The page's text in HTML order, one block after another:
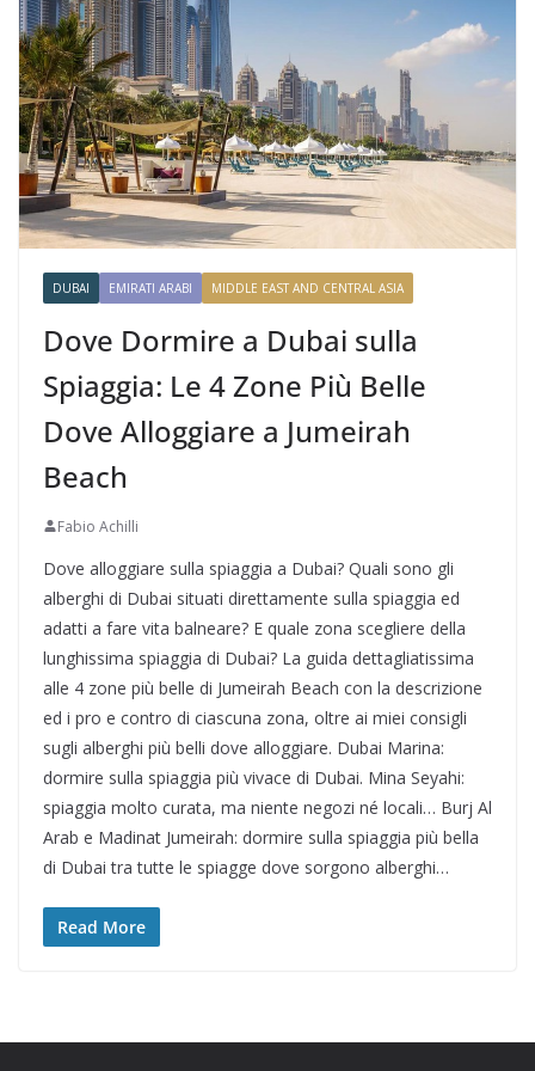
DUBAI EMIRATI ARABI MIDDLE EAST AND CENTRAL ASIA
Dove Dormire a Dubai sulla
Spiaggia: Le 4 Zone Più Belle
Dove Alloggiare a Jumeirah
Beach
Fabio Achilli
Dove alloggiare sulla spiaggia a Dubai? Quali sono gli
alberghi di Dubai situati direttamente sulla spiaggia ed
adatti a fare vita balneare? E quale zona scegliere della
lunghissima spiaggia di Dubai? La guida dettagliatissima
alle 4 zone più belle di Jumeirah Beach con la descrizione
ed i pro e contro di ciascuna zona, oltre ai miei consigli
sugli alberghi più belli dove alloggiare. Dubai Marina:
dormire sulla spiaggia più vivace di Dubai. Mina Seyahi:
spiaggia molto curata, ma niente negozi né locali… Burj Al
Arab e Madinat Jumeirah: dormire sulla spiaggia più bella
di Dubai tra tutte le spiagge dove sorgono alberghi…
Read More